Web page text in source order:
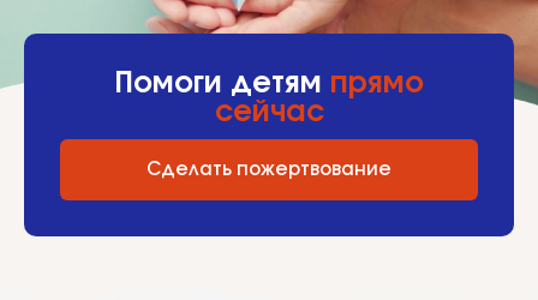
Помоги детям прямо
сейчас
Сделать пожертвование